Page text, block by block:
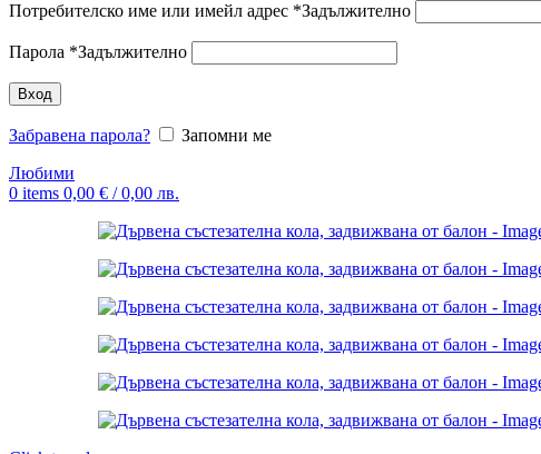
Потребителско име или имейл адрес *Задължително
Парола *Задължително
Вход
Забравена парола?
Запомни ме
Любими
0 items 0,00 € / 0,00 лв.